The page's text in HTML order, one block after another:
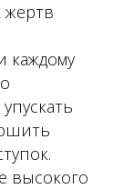
каждому
высокого